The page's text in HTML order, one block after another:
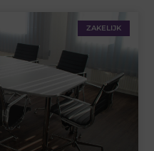
ZAKELIJK